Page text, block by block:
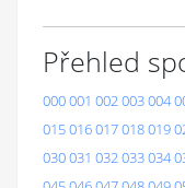
Přehled
000001 002003004
015016017018019
030031 032033034